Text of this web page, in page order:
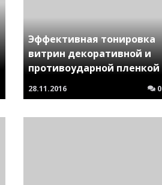
Эффективная тонировка
витрин декоративной и
противоударной пленкой
28.11.2016 0